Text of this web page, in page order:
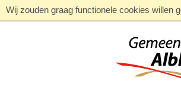
Wij zouden graag functionele cookies willen